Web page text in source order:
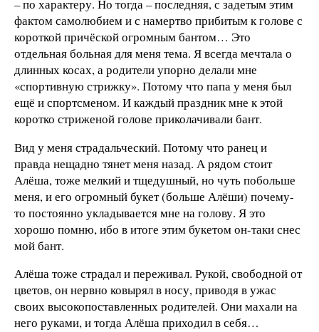
– по характеру. Но тогда – последняя, с задетым этим
фактом самолюбием и с намертво прибитым к голове с
короткой причёской огромным бантом… Это
отдельная больная для меня тема. Я всегда мечтала о
длинных косах, а родители упорно делали мне
«спортивную стрижку». Потому что папа у меня был
ещё и спортсменом. И каждый праздник мне к этой
коротко стриженой голове приколачивали бант.
Вид у меня страдальческий. Потому что ранец и
правда нещадно тянет меня назад. А рядом стоит
Алёша, тоже мелкий и тщедушный, но чуть побольше
меня, и его огромный букет (больше Алёши) почему-
то постоянно укладывается мне на голову. Я это
хорошо помню, ибо в итоге этим букетом он-таки снес
мой бант.
Алёша тоже страдал и переживал. Рукой, свободной от
цветов, он нервно ковырял в носу, приводя в ужас
своих высокопоставленных родителей. Они махали на
него руками, и тогда Алёша приходил в себя…